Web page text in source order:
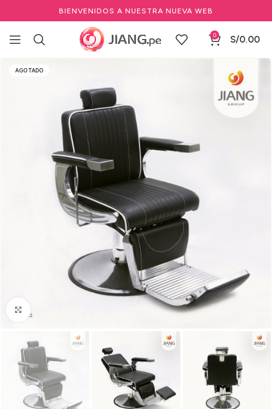
BIENVENIDOS A NUESTRA NUEVA WEB
0 S/0.00
Inicio Mobiliario
AGOTADO